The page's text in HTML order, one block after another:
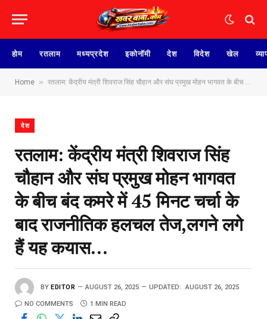
होम रतलाम मध्यप्रदेश इकोनॉमी देश विदेश खेल
Home » रतलाम: केंद्रीय मंत्री शिवराज सिंह चौहान और संघ प्रमुख मोहन भागवत के बीच बंद कमरे में 45 मिनट चर्चा के बाद राजनीतिक हलचल तेज,लगने लगे हैं यह कयास…
देश
रतलाम: केंद्रीय मंत्री शिवराज सिंह
चौहान और संघ प्रमुख मोहन भागवत
के बीच बंद कमरे में 45 मिनट चर्चा के
बाद राजनीतिक हलचल तेज,लगने लगे
हैं यह कयास…
BY EDITOR AUGUST 26, 2025 UPDATED: AUGUST 26, 2025
NO COMMENTS 1 MIN READ